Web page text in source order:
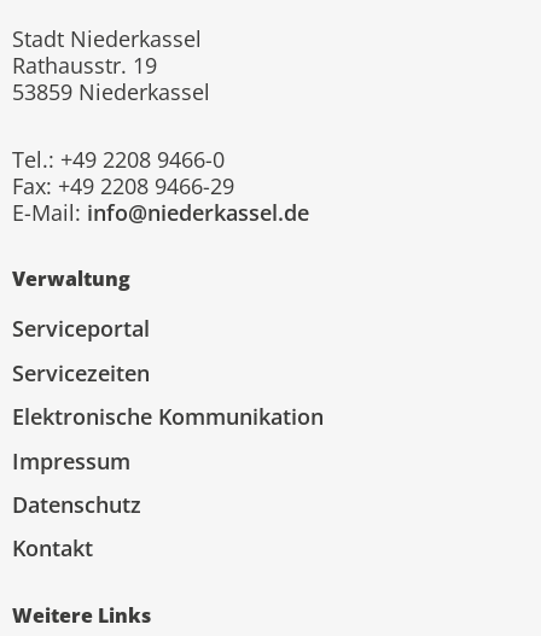
Stadt Niederkassel
Rathausstr. 19
53859 Niederkassel
Tel.: +49 2208 9466-0
Fax: +49 2208 9466-29
E-Mail: info@niederkassel.de
Verwaltung
Serviceportal
Servicezeiten
Elektronische Kommunikation
Impressum
Datenschutz
Kontakt
Weitere Links